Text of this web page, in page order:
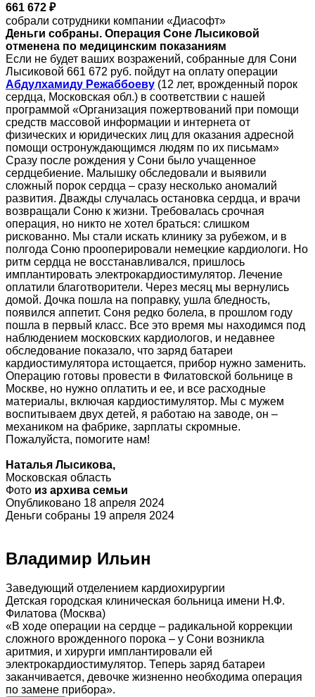
661 672 ₽
собрали сотрудники компании «Диасофт»
Деньги собраны. Операция Соне Лысиковой
отменена по медицинским показаниям
Если не будет ваших возражений, собранные для Сони
Лысиковой 661 672 руб. пойдут на оплату операции
Абдулхамиду Режаббоеву (12 лет, врожденный порок
сердца, Московская обл.) в соответствии с нашей
программой «Организация пожертвований при помощи
средств массовой информации и интернета от
физических и юридических лиц для оказания адресной
помощи остронуждающимся людям по их письмам»
Сразу после рождения у Сони было учащенное
сердцебиение. Малышку обследовали и выявили
сложный порок сердца – сразу несколько аномалий
развития. Дважды случалась остановка сердца, и врачи
возвращали Соню к жизни. Требовалась срочная
операция, но никто не хотел браться: слишком
рискованно. Мы стали искать клинику за рубежом, и в
полгода Соню прооперировали немецкие кардиологи. Но
ритм сердца не восстанавливался, пришлось
имплантировать электрокардиостимулятор. Лечение
оплатили благотворители. Через месяц мы вернулись
домой. Дочка пошла на поправку, ушла бледность,
появился аппетит. Соня редко болела, в прошлом году
пошла в первый класс. Все это время мы находимся под
наблюдением московских кардиологов, и недавнее
обследование показало, что заряд батареи
кардиостимулятора истощается, прибор нужно заменить.
Операцию готовы провести в Филатовской больнице в
Москве, но нужно оплатить и ее, и все расходные
материалы, включая кардиостимулятор. Мы с мужем
воспитываем двух детей, я работаю на заводе, он –
механиком на фабрике, зарплаты скромные.
Пожалуйста, помогите нам!
Наталья Лысикова,
Московская область
Фото из архива семьи
Опубликовано 18 апреля 2024
Деньги собраны 19 апреля 2024
Владимир Ильин
Заведующий отделением кардиохирургии
Детская городская клиническая больница имени Н.Ф.
Филатова (Москва)
«В ходе операции на сердце – радикальной коррекции
сложного врожденного порока – у Сони возникла
аритмия, и хирурги имплантировали ей
электрокардиостимулятор. Теперь заряд батареи
заканчивается, девочке жизненно необходима операция
по замене прибора».